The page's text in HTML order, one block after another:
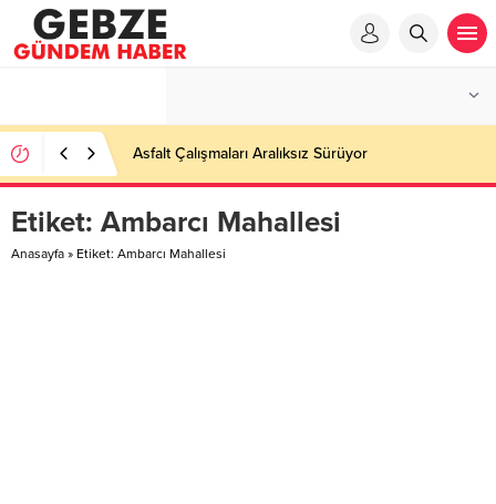
Asfalt Çalışmaları Aralıksız Sürüyor
Etiket: Ambarcı Mahallesi
Anasayfa » Etiket: Ambarcı Mahallesi